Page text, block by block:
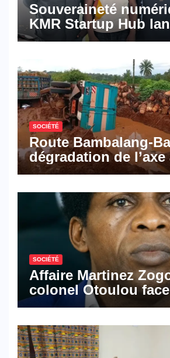
Souveraineté
KMR Startup Hub
Pyramid Browser et
numériques made in
Cameroon
SOCIÉTÉ
Route Bambalang-
dégradation de
les activités
SOCIÉTÉ
Affaire Martinez
colonel Otoulou
croisé des avocats